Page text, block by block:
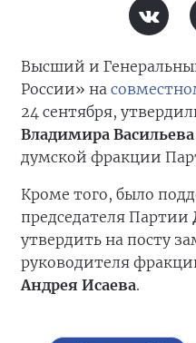
Высший и
России» на
24 сентября,
Владимира Васильева
думской фракции
Кроме того, было
председателя Партии
утвердить на посту
руководителя
Андрея Исаева.